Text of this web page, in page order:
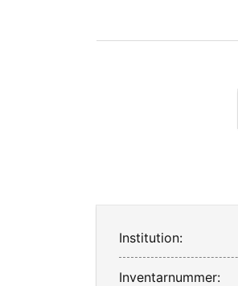
Institution:
Inventarnummer: